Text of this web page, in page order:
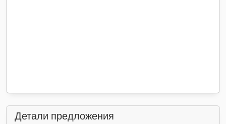
Детали предложения